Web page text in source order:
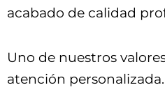
acabado de calidad
Uno de nuestros
atención